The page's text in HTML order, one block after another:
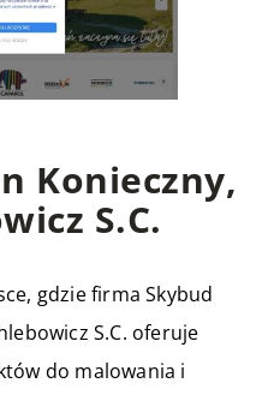
Konieczny,
S.C.
gdzie firma Skybud
S.C. oferuje
do malowania i